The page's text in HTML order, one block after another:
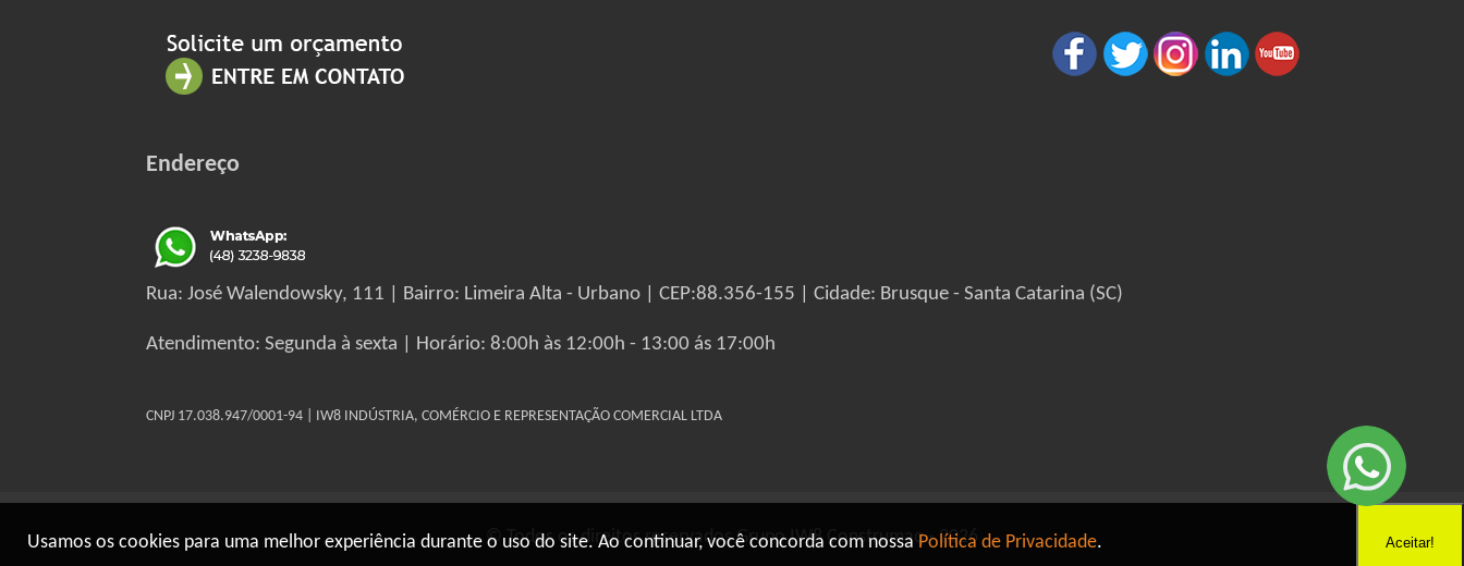
Usamos os cookies para uma melhor experiência durante o uso do site. Ao continuar, você concorda com nossa Política de Privacidade. Aceitar!
Endereço
Rua: José Walendowsky, 111 | Bairro: Limeira Alta - Urbano | CEP:88.356-155 | Cidade: Brusque - Santa Catarina (SC)
Atendimento: Segunda à sexta | Horário: 8:00h às 12:00h - 13:00 ás 17:00h
CNPJ 17.038.947/0001-94 | IW8 INDÚSTRIA, COMÉRCIO E REPRESENTAÇÃO COMERCIAL LTDA
© Todos os direitos reservados Grupo IW8 Construmaq - 2026